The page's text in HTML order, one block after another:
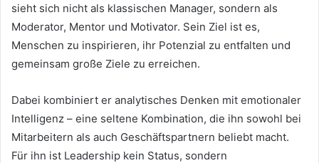
sieht sich nicht als klassischen Manager, sondern als
Moderator, Mentor und Motivator. Sein Ziel ist es,
Menschen zu inspirieren, ihr Potenzial zu entfalten und
gemeinsam große Ziele zu erreichen.
Dabei kombiniert er analytisches Denken mit emotionaler
Intelligenz – eine seltene Kombination, die ihn sowohl bei
Mitarbeitern als auch Geschäftspartnern beliebt macht.
Für ihn ist Leadership kein Status, sondern